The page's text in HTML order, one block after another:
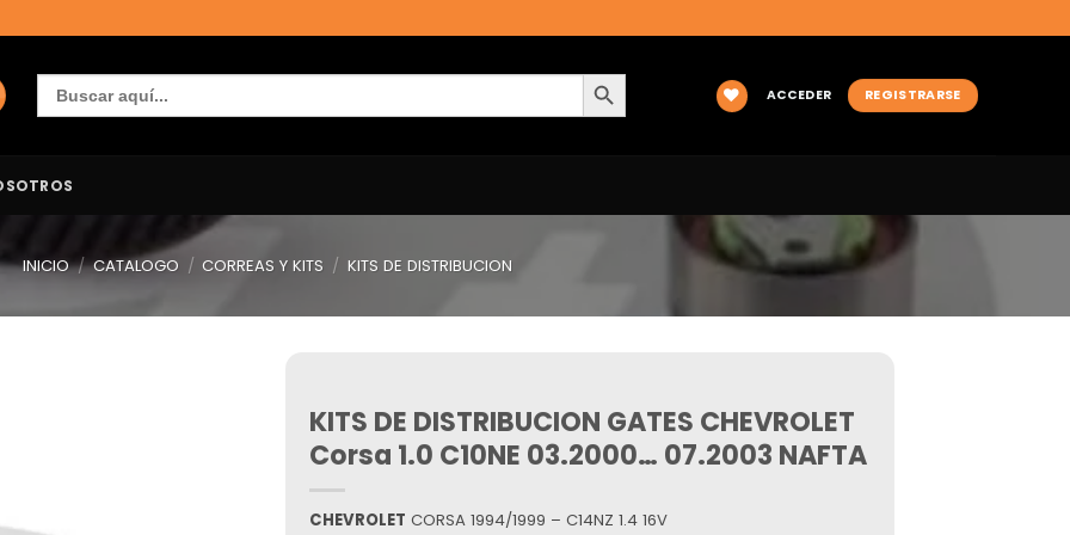
Buscar:
BOTÓN DE BÚSQUEDA
ACCEDER
REGISTRARSE
INICIO / CATALOGO / CORREAS Y KITS / KITS DE DISTRIBUCION
KITS DE DISTRIBUCION GATES CHEVROLET
Corsa 1.0 C10NE 03.2000… 07.2003 NAFTA
CHEVROLET CORSA 1994/1999 – C14NZ 1.4 16V